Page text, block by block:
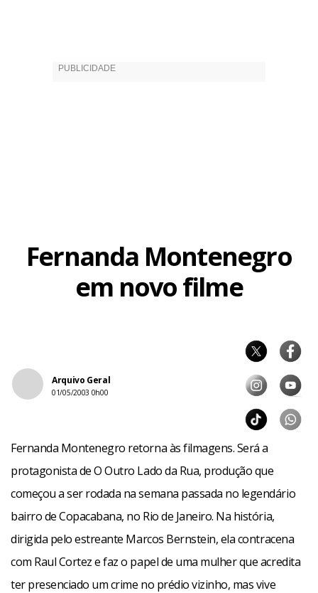
Fernanda Montenegro
em novo filme
Arquivo Geral
01/05/2003 0h00
Fernanda Montenegro retorna às filmagens. Será a
protagonista de O Outro Lado da Rua, produção que
começou a ser rodada na semana passada no legendário
bairro de Copacabana, no Rio de Janeiro. Na história,
dirigida pelo estreante Marcos Bernstein, ela contracena
com Raul Cortez e faz o papel de uma mulher que acredita
ter presenciado um crime no prédio vizinho, mas vive